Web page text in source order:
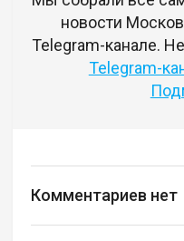
новости
Telegram-канале.
Telegram-
Комментариев нет